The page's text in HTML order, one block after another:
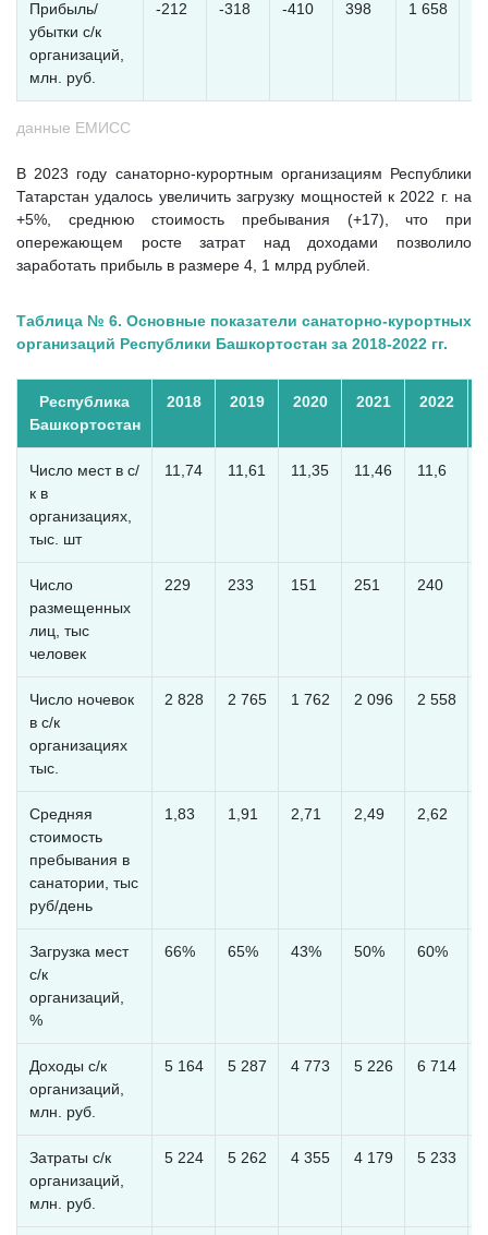
Прибыль/
убытки с/к
организаций,
млн. руб.
-212 -318 -410 398 1 658
данные ЕМИСС
В 2023 году санаторно-курортным организациям Республики
Татарстан удалось увеличить загрузку мощностей к 2022 г. на
+5%, среднюю стоимость пребывания (+17), что при
опережающем росте затрат над доходами позволило
заработать прибыль в размере 4, 1 млрд рублей.
Таблица № 6. Основные показатели санаторно-курортных
организаций Республики Башкортостан за 2018-2022 гг.
Республика
Башкортостан
2018 2019 2020 2021 2022
Число мест в с/
к в
организациях,
тыс. шт
11,74 11,61 11,35 11,46 11,6
Число
размещенных
лиц, тыс
человек
229 233 151 251 240
Число ночевок
в с/к
организациях
тыс.
2 828 2 765 1 762 2 096 2 558
Средняя
стоимость
пребывания в
санатории, тыс
руб/день
1,83 1,91 2,71 2,49 2,62
Загрузка мест
с/к
организаций,
%
66% 65% 43% 50% 60%
Доходы с/к
организаций,
млн. руб.
5 164 5 287 4 773 5 226 6 714
Затраты с/к
организаций,
млн. руб.
5 224 5 262 4 355 4 179 5 233